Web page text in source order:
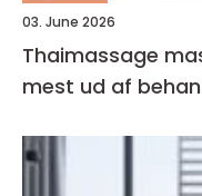
03. June 2026
Thaimassage massage i
mest ud af